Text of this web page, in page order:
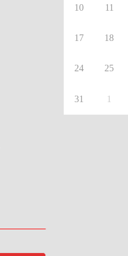
10 11
17 18
24 25
31 1